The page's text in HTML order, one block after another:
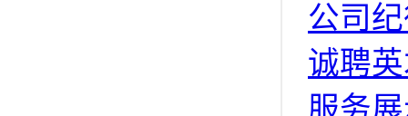
公司
诚聘